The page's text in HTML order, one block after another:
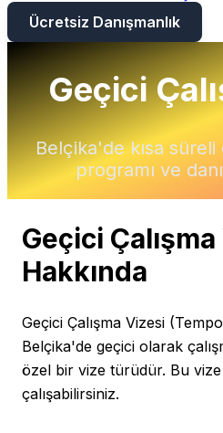
Ücretsiz Danışmanlık
Geçici
Belçika'de kısa
programı ve
Geçici
Hakkında
Geçici Çalışma Vizesi
Belçika'de geçici olarak
özel bir vize türüdür. Bu
çalışabilirsiniz.